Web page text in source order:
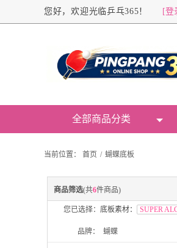
您好，欢迎光临乒乓365！ [登
全部商品分类
当前位置： 首页 / 蝴蝶底板
商品筛选(共6件商品)
您已选择： 底板素材： SUPER
品牌： 蝴蝶